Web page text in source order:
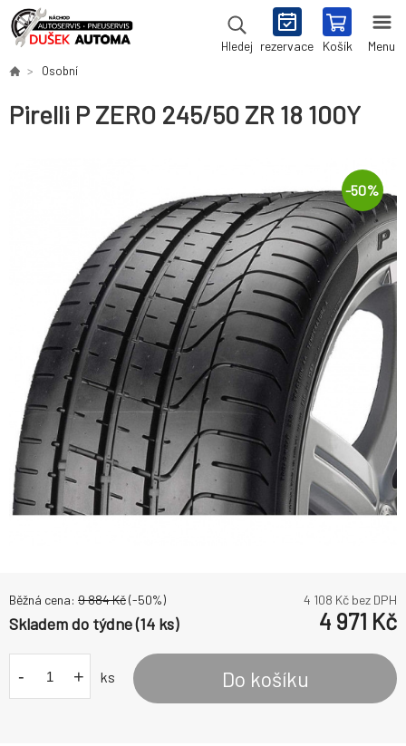
Hledej rezervace Košík Menu
Osobní
Pirelli P ZERO 245/50 ZR 18 100Y
-50%
Běžná cena: 9 884Kč(-50%) 4 108 Kč bez DPH
Skladem do týdne (14 ks) 4 971 Kč
- + ks Do košíku